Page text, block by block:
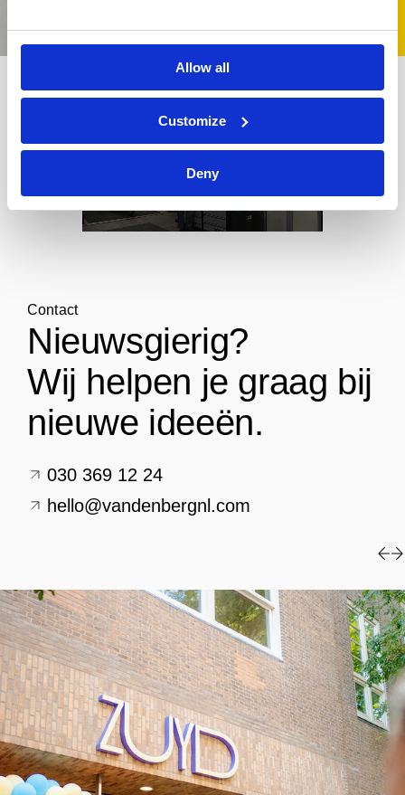
Allow all
Customize
Deny
Contact
Nieuwsgierig?
Wij helpen je graag bij
nieuwe ideeën.
030 369 12 24
hello@vandenbergnl.com